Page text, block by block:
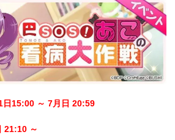
日15:00 ～ 7月日 20:59
21:10 ～